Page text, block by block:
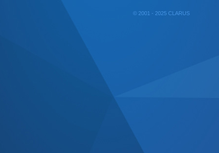
© 2001 - 2025 CLARUS